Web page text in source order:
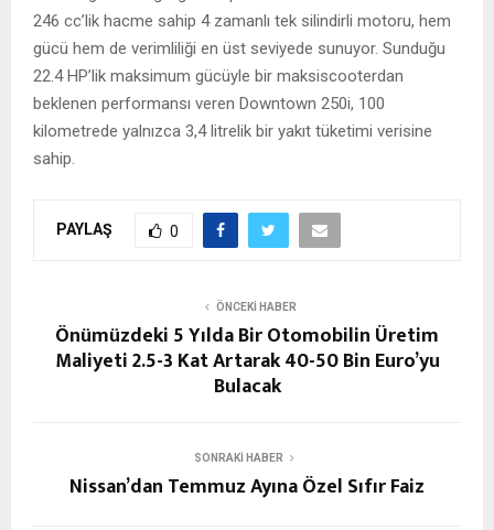
246 cc’lik hacme sahip 4 zamanlı tek silindirli motoru, hem
gücü hem de verimliliği en üst seviyede sunuyor. Sunduğu
22.4 HP’lik maksimum gücüyle bir maksiscooterdan
beklenen performansı veren Downtown 250i, 100
kilometrede yalnızca 3,4 litrelik bir yakıt tüketimi verisine
sahip.
PAYLAŞ 0
ÖNCEKI HABER
Önümüzdeki 5 Yılda Bir Otomobilin Üretim
Maliyeti 2.5-3 Kat Artarak 40-50 Bin Euro’yu
Bulacak
SONRAKI HABER
Nissan’dan Temmuz Ayına Özel Sıfır Faiz